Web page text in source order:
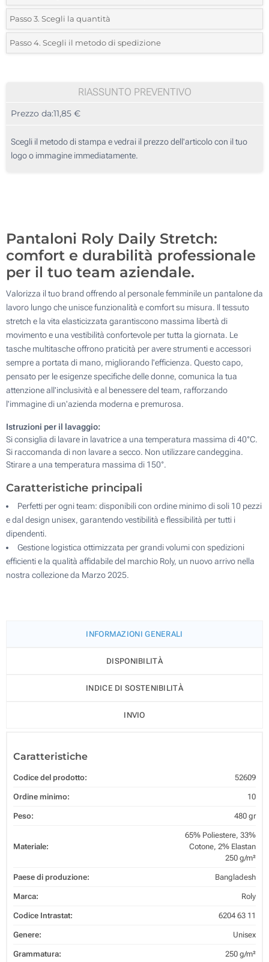
*Seleziona la posizione di stampa e il colore del vostro logo:
Transfer digitale full color (Su un lato)
Passo 3. Scegli la quantità
*Ordine minimo 10 (Ordine totale)
Passo 4. Scegli il metodo di spedizione
RIASSUNTO PREVENTIVO
Prezzo da:11,85 €
Scegli il metodo di stampa e vedrai il prezzo dell'articolo con il tuo
logo o immagine immediatamente.
Pantaloni Roly Daily Stretch:
comfort e durabilità professionale
per il tuo team aziendale.
Valorizza il tuo brand offrendo al personale femminile un pantalone da
lavoro lungo che unisce funzionalità e comfort su misura. Il tessuto
stretch e la vita elasticizzata garantiscono massima libertà di
movimento e una vestibilità confortevole per tutta la giornata. Le
tasche multitasche offrono praticità per avere strumenti e accessori
sempre a portata di mano, migliorando l'efficienza. Questo capo,
pensato per le esigenze specifiche delle donne, comunica la tua
attenzione all'inclusività e al benessere del team, rafforzando
l'immagine di un'azienda moderna e premurosa.
Istruzioni per il lavaggio:
Si consiglia di lavare in lavatrice a una temperatura massima di 40°C.
Si raccomanda di non lavare a secco. Non utilizzare candeggina.
Stirare a una temperatura massima di 150°.
Caratteristiche principali
Perfetti per ogni team: disponibili con ordine minimo di soli 10 pezzi
e dal design unisex, garantendo vestibilità e flessibilità per tutti i
dipendenti.
Gestione logistica ottimizzata per grandi volumi con spedizioni
efficienti e la qualità affidabile del marchio Roly, un nuovo arrivo nella
nostra collezione da Marzo 2025.
INFORMAZIONI GENERALI
DISPONIBILITÀ
INDICE DI SOSTENIBILITÀ
INVIO
Caratteristiche
Codice del prodotto: 52609
Ordine minimo: 10
Peso: 480 gr
Materiale:
65% Poliestere, 33%
Cotone, 2% Elastan
250 g/m²
Paese di produzione: Bangladesh
Marca: Roly
Codice Intrastat: 6204 63 11
Genere: Unisex
Grammatura: 250 g/m²